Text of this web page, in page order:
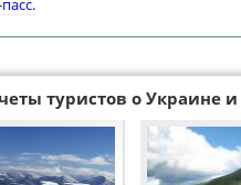
туристов о Украине и